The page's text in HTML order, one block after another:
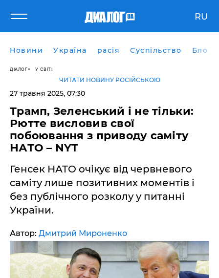
RU
Новини Україна расія Суспільство Блоги
ДІАЛОГ У СВІТІ
ЧИТАТИ НОВИНУ РОСІЙСЬКОЮ
27 травня 2025, 07:30
Трамп, Зеленський і не тільки:
Рютте висловив свої
побоювання з приводу саміту
НАТО – NYT
Генсек НАТО очікує від червневого
саміту лише позитивних моментів і
без публічного розколу у питанні
України.
Автор: Дмитрий Мироненко